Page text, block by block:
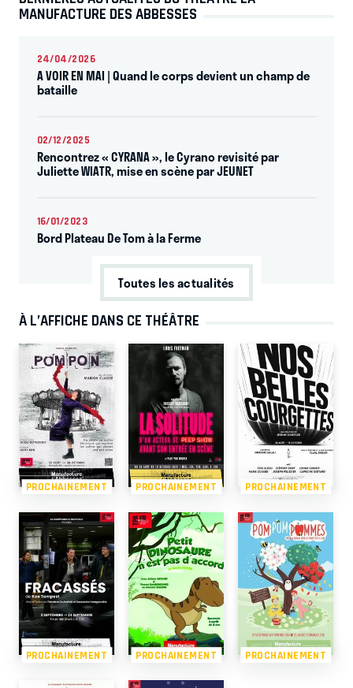
MANUFACTURE DES ABBESSES
24/04/2026
A VOIR EN MAI | Quand le corps devient un champ de
bataille
02/12/2025
Rencontrez « CYRANA », le Cyrano revisité par
Juliette WIATR, mise en scène par JEUNET
16/01/2023
Bord Plateau De Tom à la Ferme
Toutes les actualités
À L’AFFICHE DANS CE THÉÂTRE
PROCHAINEMENT PROCHAINEMENT PROCHAINEMENT
PROCHAINEMENT PROCHAINEMENT PROCHAINEMENT